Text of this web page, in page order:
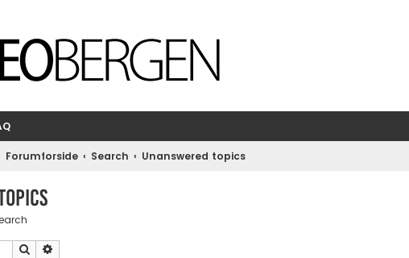
Forumforside Search Unanswered topics
Search